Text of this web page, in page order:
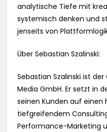
analytische Tiefe mit
systemisch denken und
jenseits von
Über Sebastian Szalinski:
Sebastian Szalinski ist
Media GmbH. Er setzt in
seinen Kunden auf einen
tiefgreifendem
Performance-Marketing